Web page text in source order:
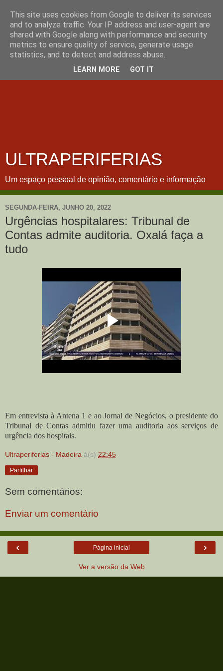
ULTRAPERIFERIAS
Um espaço pessoal de opinião, comentário e informação
SEGUNDA-FEIRA, JUNHO 20, 2022
Urgências hospitalares: Tribunal de
Contas admite auditoria. Oxalá faça a
tudo
Em entrevista à Antena 1 e ao Jornal de Negócios, o presidente do
Tribunal de Contas admitiu fazer uma auditoria aos serviços de
urgência dos hospitais.
Ultraperiferias - Madeira à(s) 22:45
Partilhar
Sem comentários:
Enviar um comentário
‹ ›
Página inicial
Ver a versão da Web
This site uses cookies from Google to deliver its services
and to analyze traffic. Your IP address and user-agent are
shared with Google along with performance and security
metrics to ensure quality of service, generate usage
statistics, and to detect and address abuse.
LEARN MORE GOT IT